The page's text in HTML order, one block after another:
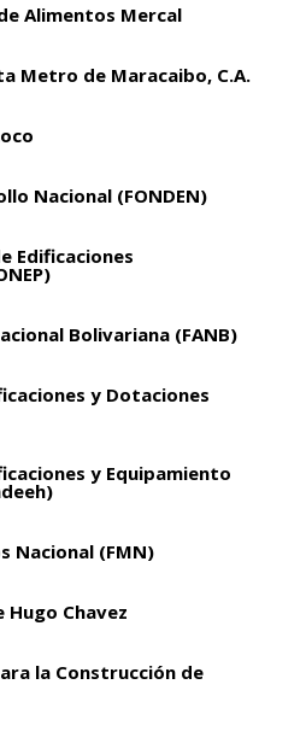
Alimentos Mercal
Metro de Maracaibo, C.A.
Nacional (FONDEN)
Edificaciones
Bolivariana (FANB)
y Dotaciones
y Equipamiento
Nacional (FMN)
Hugo Chavez
la Construcción de